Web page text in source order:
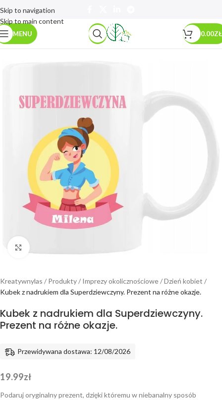
Skip to navigation
Skip to main content
MENU 0.00ZŁ
Powiększ
Kreatywnylas / Produkty/ Imprezy okolicznościowe/Dzień kobiet /
Kubek z nadrukiem dla Superdziewczyny. Prezent na różne okazje.
Kubek z nadrukiem dla Superdziewczyny.
Prezent na różne okazje.
Przewidywana dostawa: 12/08/2026
19.99zł
Podaruj oryginalny prezent, dzięki któremu w niebanalny sposób